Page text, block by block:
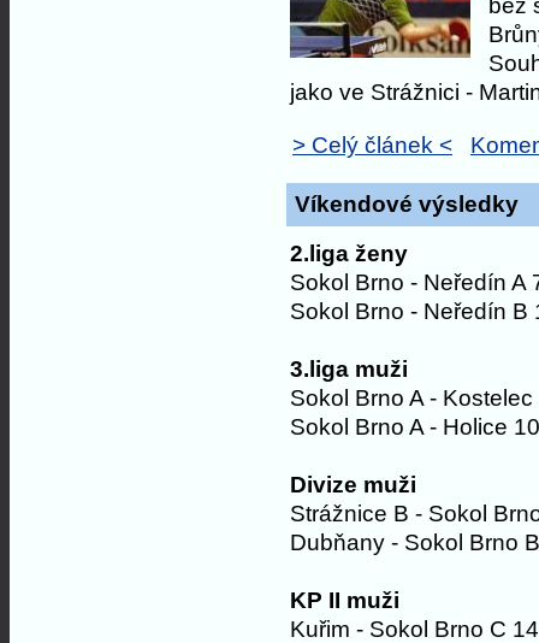
jako ve Strážnici -
> Celý článek <
Víkendové výsledky
2.liga ženy
Sokol Brno - Neředín A
Sokol Brno - Neředín B
3.liga muži
Sokol Brno A -
Sokol Brno A - Holice
Divize muži
Strážnice B - Sokol
Dubňany - Sokol Brno
KP II muži
Kuřim - Sokol Brno C